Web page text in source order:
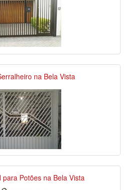
na Bela Vista
para Potões na Bela Vista